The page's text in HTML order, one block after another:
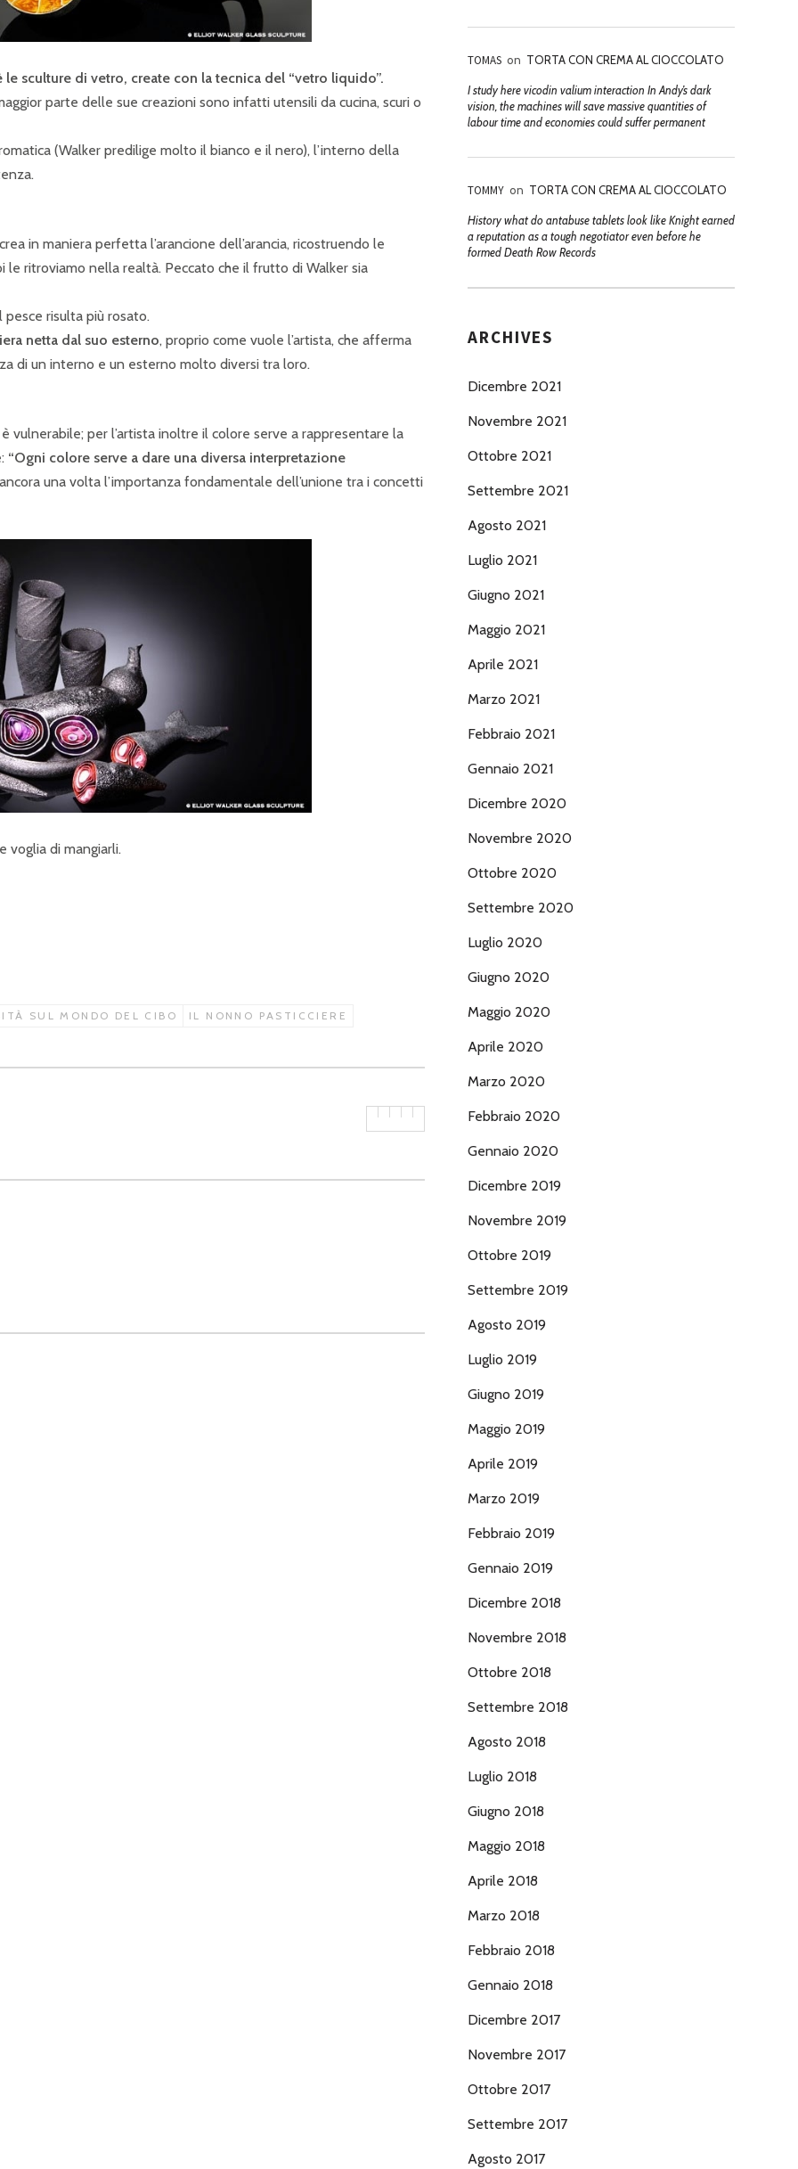
le sculture di vetro, create con la tecnica del “vetro liquido”.
parte delle sue creazioni sono infatti utensili da cucina, scuri o
(Walker predilige molto il bianco e il nero), l’interno della
in maniera perfetta l’arancione dell’arancia, ricostruendo le
ritroviamo nella realtà. Peccato che il frutto di Walker sia
risulta più rosato.
netta dal suo esterno, proprio come vuole l’artista, che afferma
di un interno e un esterno molto diversi tra loro.
vulnerabile; per l’artista inoltre il colore serve a rappresentare la
“Ogni colore serve a dare una diversa interpretazione
una volta l’importanza fondamentale dell’unione tra i concetti
voglia di mangiarli.
SUL MONDO DEL CIBO IL NONNO PASTICCIERE
TOMAS on TORTA CON CREMA AL CIOCCOLATO
I study here vicodin valium interaction In Andy’s dark
vision, the machines will save massive quantities of
labour time and economies could suffer permanent
TOMMY on TORTA CON CREMA AL CIOCCOLATO
History what do antabuse tablets look like Knight earned
a reputation as a tough negotiator even before he
formed Death Row Records
ARCHIVES
Dicembre 2021
Novembre 2021
Ottobre 2021
Settembre 2021
Agosto 2021
Luglio 2021
Giugno 2021
Maggio 2021
Aprile 2021
Marzo 2021
Febbraio 2021
Gennaio 2021
Dicembre 2020
Novembre 2020
Ottobre 2020
Settembre 2020
Luglio 2020
Giugno 2020
Maggio 2020
Aprile 2020
Marzo 2020
Febbraio 2020
Gennaio 2020
Dicembre 2019
Novembre 2019
Ottobre 2019
Settembre 2019
Agosto 2019
Luglio 2019
Giugno 2019
Maggio 2019
Aprile 2019
Marzo 2019
Febbraio 2019
Gennaio 2019
Dicembre 2018
Novembre 2018
Ottobre 2018
Settembre 2018
Agosto 2018
Luglio 2018
Giugno 2018
Maggio 2018
Aprile 2018
Marzo 2018
Febbraio 2018
Gennaio 2018
Dicembre 2017
Novembre 2017
Ottobre 2017
Settembre 2017
Agosto 2017